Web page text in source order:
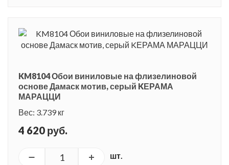
KM8104 Обои виниловые на флизелиновой
основе Дамаск мотив, серый KЕРАМА
МАРАЦЦИ
Вес: 3.739 кг
4 620 руб.
шт.